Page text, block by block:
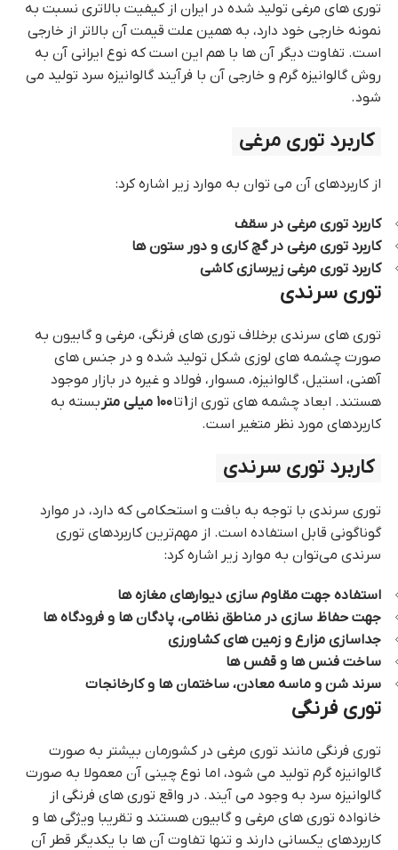
توری های مرغی تولید شده در ایران از کیفیت بالاتری نسبت به
نمونه خارجی خود دارد، به همین علت قیمت آن بالاتر از خارجی
است. تفاوت دیگر آن ها با هم این است که نوع ایرانی آن به
روش گالوانیزه گرم و خارجی آن با فرآیند گالوانیزه سرد تولید می
شود.
کاربرد توری مرغی
از کاربردهای آن می توان به موارد زیر اشاره کرد:
کاربرد توری مرغی در سقف
کاربرد توری مرغی در گچ کاری و دور ستون ها
کاربرد توری مرغی زیرسازی کاشی
توری سرندی
توری های سرندی برخلاف توری های فرنگی، مرغی و گابیون به
صورت چشمه های لوزی شکل تولید شده و در جنس های
آهنی، استیل، گالوانیزه، مسوار، فولاد و غیره در بازار موجود
هستند. ابعاد چشمه های توری از تا۱۰۰ میلی متر
بسته به
کاربردهای مورد نظر متغیر است.
کاربرد توری سرندی
توری سرندی با توجه به بافت و استحکامی که دارد، در موارد
گوناگونی قابل استفاده است. از مهم‌ترین کاربردهای توری
سرندی می‌توان به موارد زیر اشاره کرد:
استفاده جهت مقاوم سازی دیوارهای مغازه ها
جهت حفاظ سازی در مناطق نظامی، پادگان ها و فرودگاه ها
جداسازی مزارع و زمین های کشاورزی
ساخت فنس ها و قفس ها
سرند شن و ماسه معادن، ساختمان ها و کارخانجات
توری فرنگی
توری فرنگی مانند توری مرغی در کشورمان بیشتر به صورت
گالوانیزه گرم تولید می شود، اما نوع چینی آن معمولا به صورت
گالوانیزه سرد به وجود می آیند. در واقع توری های فرنگی از
خانواده توری های مرغی و گابیون هستند و تقریبا ویژگی ها و
کاربردهای یکسانی دارند و تنها تفاوت آن ها با یکدیگر قطر آن